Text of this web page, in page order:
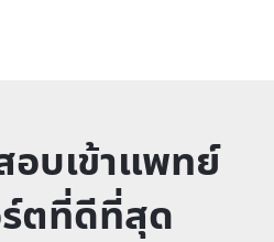
อบเข้าแพทย์
ตที่ดีที่สุด